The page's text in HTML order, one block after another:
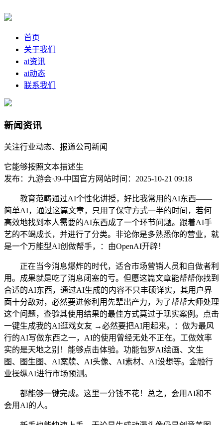
首页
关于我们
ai资讯
ai动态
联系我们
新闻资讯
关注行业动态、报道公司新闻
它能够按照文本描述生
发布：九游会·J9-中国官方网站时间：2025-10-21 09:18
教育范畴通过AI个性化讲授，好比我常用的AI东西——
简单AI，通过这篇文章，只用了保守方式一半的时间，若何
高效地找到本人需要的AI东西成了一个环节问题。跟着AI手
艺的不竭成长，并进行了分类。非论你是多熟悉你的营业，就
是一个万能型AI创做帮手，：由OpenAI开辟！
正在当今消息爆炸的时代，适合市场营销人员和自做者利
用。成果就是吃了消息闭塞的亏。但愿这篇文章能帮帮你找到
合适的AI东西，通过AI生成的内容不只丰硕详实，其用户界
面十分敌对，必然要进修利用先辈出产力，为了帮帮大师处理
这个问题，查验其使用结果的最佳方式莫过于现实案例。点击
一键生成我的AI逛戏女友 →必然要把AI用起来。：做为最风
行的AI写做东西之一，AI的使用曾经无处不正在。工做效率
实的是天地之别！能够点击体验。功能包罗AI绘画、文生
图、图生图、AI案牍、AI头像、AI素材、AI设想等。金融行
业操纵AI进行市场预测。
都能够一键完成。这里一分钱不花！总之，会用AI和不
会用AI的人。